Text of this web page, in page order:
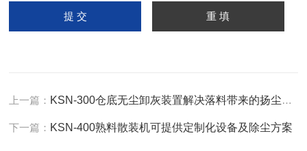
上一篇： KSN-300仓底无尘卸灰装置解决落料带来的扬尘问题
下一篇： KSN-400熟料散装机可提供定制化设备及除尘方案